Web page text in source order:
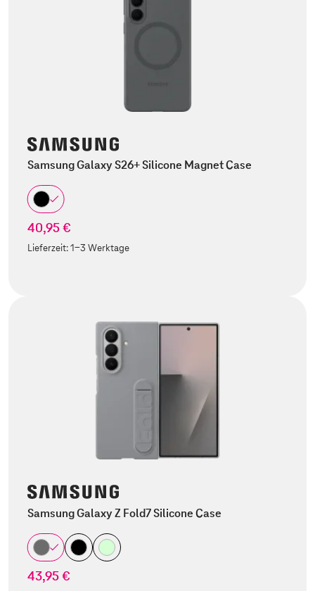
Samsung Galaxy S26+ Silicone Magnet Case
40,95 €
Lieferzeit:1-3 Werktage
Samsung Galaxy Z Fold7 Silicone Case
43,95 €